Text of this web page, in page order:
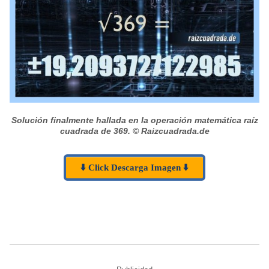
Solución finalmente hallada en la operación matemática raíz
cuadrada de 369. © Raizcuadrada.de
⬇️ Click Descarga Imagen ⬇️